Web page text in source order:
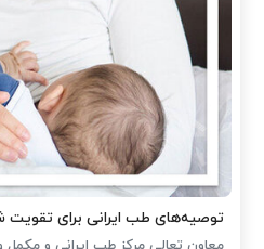
توصیه‌های طب ایرانی برای تقویت